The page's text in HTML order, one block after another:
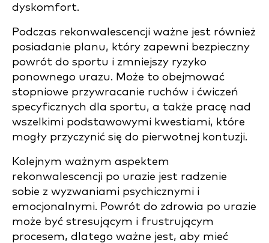
dyskomfort.
Podczas rekonwalescencji ważne jest również
posiadanie planu, który zapewni bezpieczny
powrót do sportu i zmniejszy ryzyko
ponownego urazu. Może to obejmować
stopniowe przywracanie ruchów i ćwiczeń
specyficznych dla sportu, a także pracę nad
wszelkimi podstawowymi kwestiami, które
mogły przyczynić się do pierwotnej kontuzji.
Kolejnym ważnym aspektem
rekonwalescencji po urazie jest radzenie
sobie z wyzwaniami psychicznymi i
emocjonalnymi. Powrót do zdrowia po urazie
może być stresującym i frustrującym
procesem, dlatego ważne jest, aby mieć